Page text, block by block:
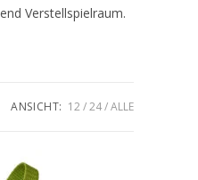
Verstellspielraum.
ANSICHT: 12 24 ALLE